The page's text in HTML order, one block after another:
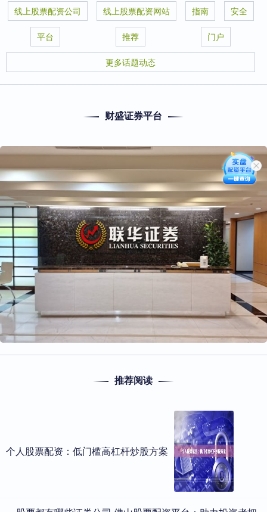
线上股票配资公司 线上股票配资网站 指南 安全
平台 推荐 门户
更多话题动态
财盛证券平台
推荐阅读
个人股票配资：低门槛高杠杆炒股方案